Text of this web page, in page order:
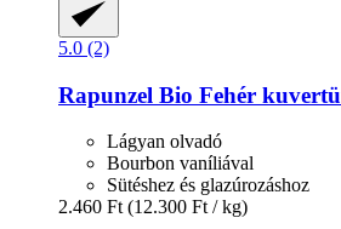
5.0 (2)
Rapunzel Bio Fehér
Lágyan olvadó
Bourbon vaníliával
Sütéshez és glazúrozáshoz
2.460 Ft (12.300 Ft / kg)